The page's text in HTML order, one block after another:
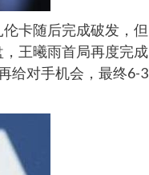
卡随后完成破发，但
王曦雨首局再度完成
给对手机会，最终6-3